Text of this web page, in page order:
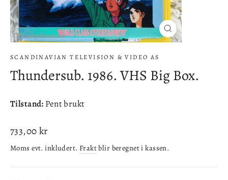
Lukke
(esc)
SCANDINAVIAN TELEVISION & VIDEO AS
Thundersub. 1986. VHS Big Box.
Tilstand: Pent brukt
Ordinær
pris
733,00 kr
Moms evt. inkludert. Fraktblir beregnet i kassen.